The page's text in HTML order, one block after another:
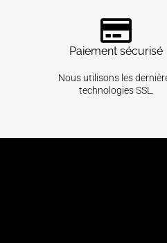
Paiement sécurisé
Nous utilisons les
technologies SSL.